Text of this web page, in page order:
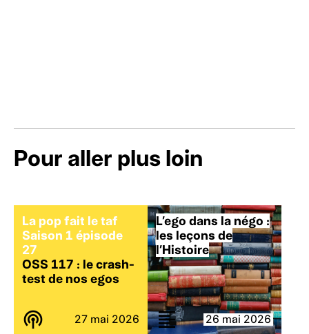
Pour aller plus loin
La pop fait le taf
Saison 1 épisode
27
OSS 117 : le crash-
test de nos egos
27 mai 2026
L’ego dans la négo :
les leçons de
l’Histoire
26 mai 2026